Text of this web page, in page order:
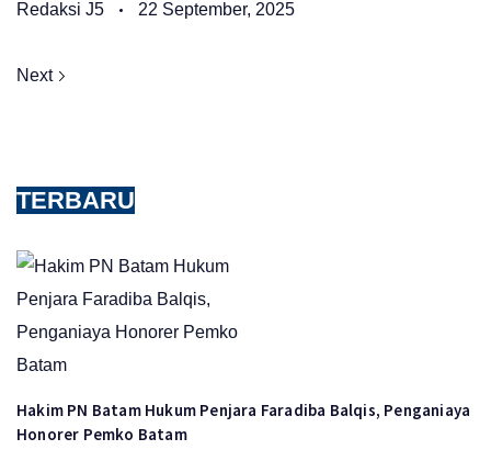
Redaksi J5 22 September, 2025
Next
TERBARU
Hakim PN Batam Hukum Penjara Faradiba Balqis, Penganiaya
Honorer Pemko Batam